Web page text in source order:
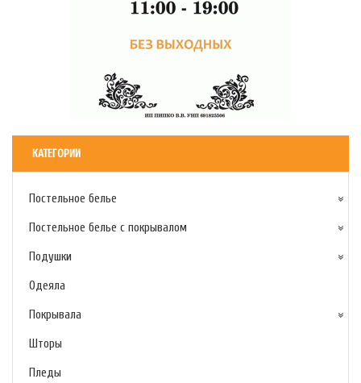
КАТЕГОРИИ
Постельное белье
Постельное белье с покрывалом
Подушки
Одеяла
Покрывала
Шторы
Пледы